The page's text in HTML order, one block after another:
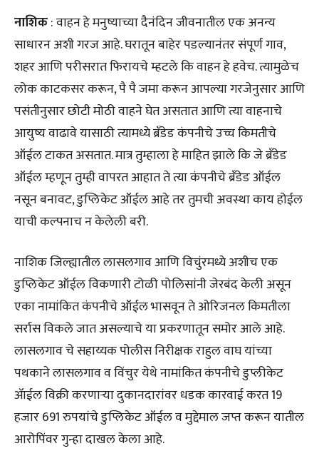
नाशिक: वाहन हे मनुष्याच्या दैनंदिन जीवनातील एक अनन्य
साधारन अशी गरज आहे. घरातून बाहेर पडल्यानंतर संपूर्ण गाव,
शहर आणि परीसरात फिरायचे म्हटले कि वाहन हे हवेच. त्यामुळेच
लोक काटकसर करून, पै पै जमा करून आपल्या गरजेनुसार आणि
पसंतीनुसार छोटी मोठी वाहने घेत असतात आणि त्या वाहनाचे
आयुष्य वाढावे यासाठी त्यामध्ये ब्रँडेड कंपनीचे उच्च किमतीचे
ऑईल टाकत असतात. मात्र तुम्हाला हे माहित झाले कि जे ब्रँडेड
ऑईल म्हणून तुम्ही वापरत आहात ते त्या कंपनीचे ब्रँडेड ऑईल
नसून बनावट, डुप्लिकेट ऑईल आहे तर तुमची अवस्था काय होईल
याची कल्पनाच न केलेली बरी.
नाशिक जिल्ह्यातील लासलगाव आणि विचुंरमध्ये अशीच एक
डुप्लिकेट ऑईल विकणारी टोळी पोलिसांनी जेरबंद केली असून
एका नामांकित कंपनीचे ऑईल भासवून ते ओरिजनल किमतीला
सर्रास विकले जात असल्याचे या प्रकरणातून समोर आले आहे.
लासलगाव चे सहाय्यक पोलीस निरीक्षक राहुल वाघ यांच्या
पथकाने लासलगाव व विंचुर येथे नामांकित कंपनीचे डुप्लीकेट
ॲाईल विक्री करणाऱ्या दुकानदारांवर धडक कारवाई करत 19
हजार 691 रुपयांचे डुप्लिकेट ऑईल व मुद्देमाल जप्त करून यातील
आरोपिंवर गुन्हा दाखल केला आहे.